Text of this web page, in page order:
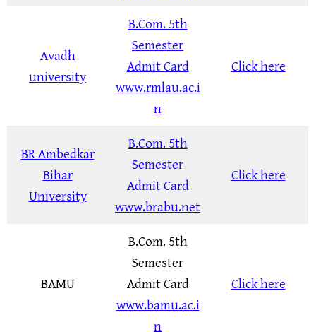
Avadh
university
B.Com. 5th
Semester
Admit Card
www.rmlau.ac.i
n
Click here
BR Ambedkar
Bihar
University
B.Com. 5th
Semester
Admit Card
www.brabu.net
Click here
BAMU
B.Com. 5th
Semester
Admit Card
www.bamu.ac.i
n
Click here